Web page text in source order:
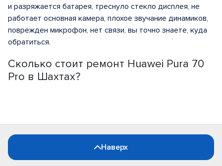
Сколько стоит ремонт Huawei Pura 70
Pro в Шахтах?
и разряжается батарея, треснуло стекло дисплея, не
работает основная камера, плохое звучание динамиков,
поврежден микрофон, нет связи, вы точно знаете, куда
обратиться.
Наверх